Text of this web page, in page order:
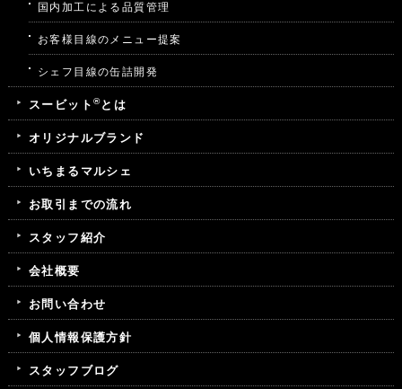
国内加工による品質管理
お客様目線のメニュー提案
シェフ目線の缶詰開発
スービット ®とは
オリジナルブランド
いちまるマルシェ
お取引までの流れ
スタッフ紹介
会社概要
お問い合わせ
個人情報保護方針
スタッフブログ